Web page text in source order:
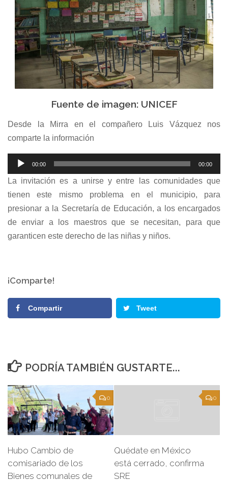
Fuente de imagen: UNICEF
Desde la Mirra en el compañero Luis Vázquez nos
comparte la información
Reproductor
de
audio
00:00 00:00
La invitación es a unirse y entre las comunidades que
tienen este mismo problema en el municipio, para
presionar a la Secretaría de Educación, a los encargados
de enviar a los maestros que se necesitan, para que
garanticen este derecho de las niñas y niños.
¡Comparte!
Compartir Tweet
PODRÍA TAMBIÉN GUSTARTE...
0
Hubo Cambio de
comisariado de los
Bienes comunales de
0
Quédate en México
está cerrado, confirma
SRE